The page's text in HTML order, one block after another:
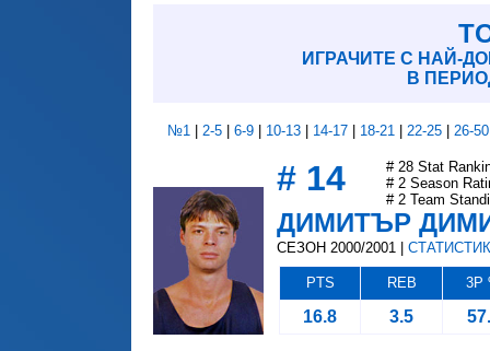
ИГРАЧИТЕ С НАЙ-
В
№1 2-5| 6-9| 10-13| 14-17| 18-21| 22-25| 26-50
# 14
# 28 Stat
# 2 Season
# 2 Team
ДИМИТЪР
СЕЗОН 2000/2001 |
PTS REB 3P
16.8 3.5